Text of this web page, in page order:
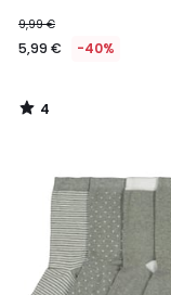
9,99 €
5,99 € -40%
4
/